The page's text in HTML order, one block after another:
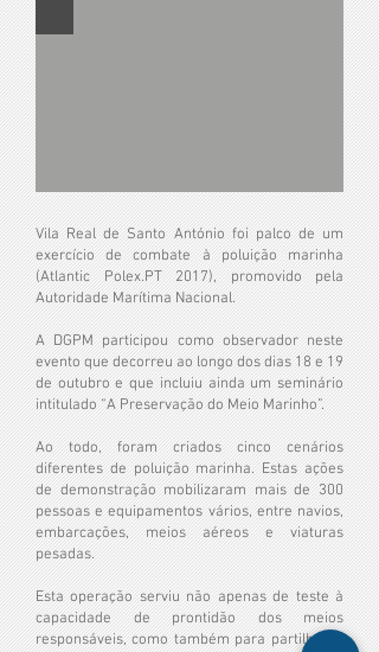
Vila Real de Santo António foi palco de um
exercício de combate à poluição marinha
(Atlantic Polex.PT 2017), promovido pela
Autoridade Marítima Nacional.
A DGPM participou como observador neste
evento que decorreu ao longo dos dias 18 e 19
de outubro e que incluiu ainda um seminário
intitulado “A Preservação do Meio Marinho”.
Ao todo, foram criados cinco cenários
diferentes de poluição marinha. Estas ações
de demonstração mobilizaram mais de 300
pessoas e equipamentos vários, entre navios,
embarcações, meios aéreos e viaturas
pesadas.
Esta operação serviu não apenas de teste à
capacidade de prontidão dos meios
responsáveis, como também para partilha de